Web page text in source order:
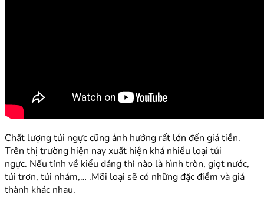
Chất lượng túi ngực cũng ảnh hưởng rất lớn đến giá tiền.
Trên thị trường hiện nay xuất hiện khá nhiều loại túi
ngực. Nếu tính về kiểu dáng thì nào là hình tròn, giọt nước,
túi trơn, túi nhám,… .Mõi loại sẽ có những đặc điểm và giá
thành khác nhau.